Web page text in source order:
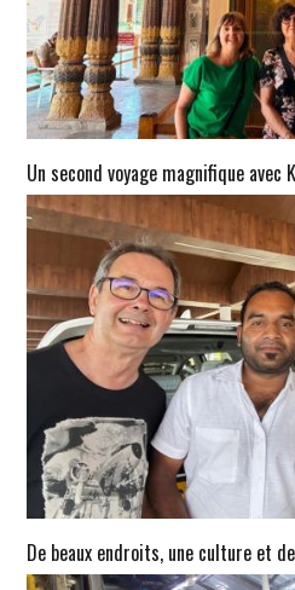
Un second voyage magnifique avec
De beaux endroits, une culture et